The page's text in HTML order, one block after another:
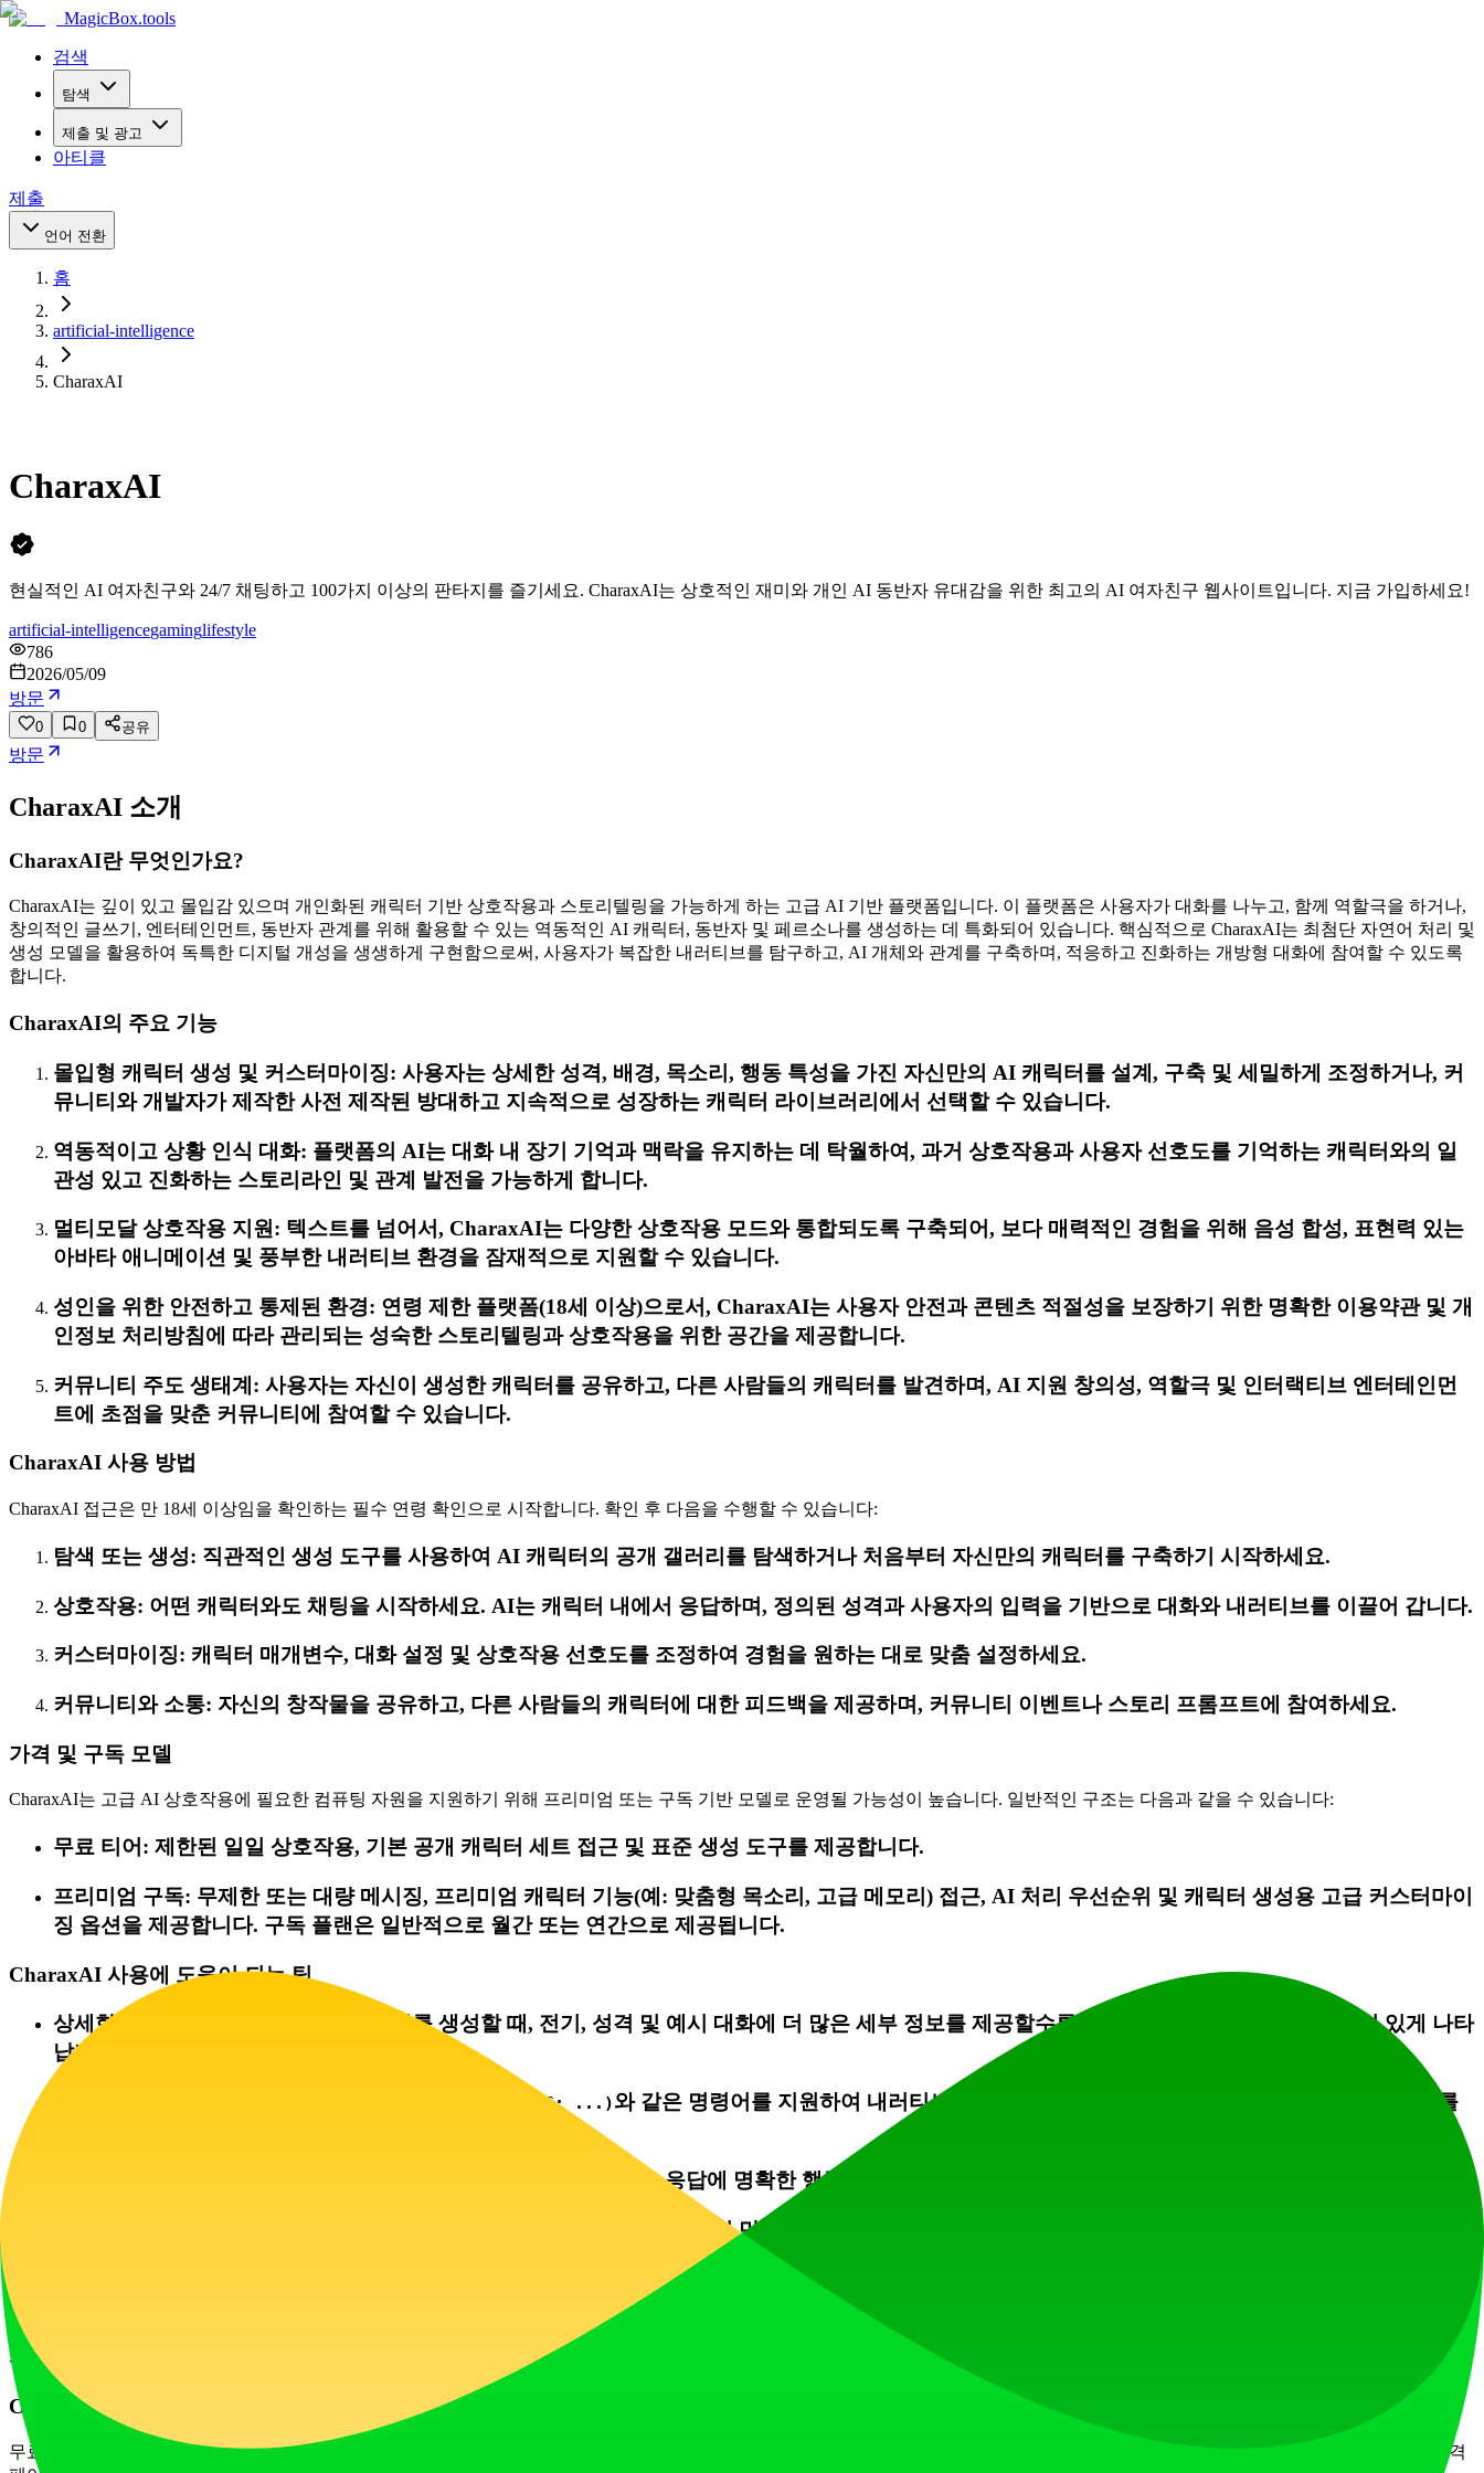
MagicBox.tools
검색
탐색
제출 및 광고
아티클
제출
언어 전환
홈
artificial-intelligence
CharaxAI
CharaxAI
현실적인 AI 여자친구와 24/7 채팅하고 100가지 이상의 판타지를 즐기세요. CharaxAI는 상호적인 재미와 개인 AI 동반자 유대감을 위한 최고의 AI 여자친구 웹사이트입니다. 지금 가입하세요!
artificial-intelligencegaminglifestyle
786
2026/05/09
방문
0 0 공유
방문
CharaxAI 소개
CharaxAI란 무엇인가요?
CharaxAI는 깊이 있고 몰입감 있으며 개인화된 캐릭터 기반 상호작용과 스토리텔링을 가능하게 하는 고급 AI 기반 플랫폼입니다. 이 플랫폼은 사용자가 대화를 나누고, 함께 역할극을 하거나,
창의적인 글쓰기, 엔터테인먼트, 동반자 관계를 위해 활용할 수 있는 역동적인 AI 캐릭터, 동반자 및 페르소나를 생성하는 데 특화되어 있습니다. 핵심적으로 CharaxAI는 최첨단 자연어 처리 및
생성 모델을 활용하여 독특한 디지털 개성을 생생하게 구현함으로써, 사용자가 복잡한 내러티브를 탐구하고, AI 개체와 관계를 구축하며, 적응하고 진화하는 개방형 대화에 참여할 수 있도록
합니다.
CharaxAI의 주요 기능
몰입형 캐릭터 생성 및 커스터마이징: 사용자는 상세한 성격, 배경, 목소리, 행동 특성을 가진 자신만의 AI 캐릭터를 설계, 구축 및 세밀하게 조정하거나, 커
뮤니티와 개발자가 제작한 사전 제작된 방대하고 지속적으로 성장하는 캐릭터 라이브러리에서 선택할 수 있습니다.
역동적이고 상황 인식 대화: 플랫폼의 AI는 대화 내 장기 기억과 맥락을 유지하는 데 탁월하여, 과거 상호작용과 사용자 선호도를 기억하는 캐릭터와의 일
관성 있고 진화하는 스토리라인 및 관계 발전을 가능하게 합니다.
멀티모달 상호작용 지원: 텍스트를 넘어서, CharaxAI는 다양한 상호작용 모드와 통합되도록 구축되어, 보다 매력적인 경험을 위해 음성 합성, 표현력 있는
아바타 애니메이션 및 풍부한 내러티브 환경을 잠재적으로 지원할 수 있습니다.
성인을 위한 안전하고 통제된 환경: 연령 제한 플랫폼(18세 이상)으로서, CharaxAI는 사용자 안전과 콘텐츠 적절성을 보장하기 위한 명확한 이용약관 및 개
인정보 처리방침에 따라 관리되는 성숙한 스토리텔링과 상호작용을 위한 공간을 제공합니다.
커뮤니티 주도 생태계: 사용자는 자신이 생성한 캐릭터를 공유하고, 다른 사람들의 캐릭터를 발견하며, AI 지원 창의성, 역할극 및 인터랙티브 엔터테인먼
트에 초점을 맞춘 커뮤니티에 참여할 수 있습니다.
CharaxAI 사용 방법
CharaxAI 접근은 만 18세 이상임을 확인하는 필수 연령 확인으로 시작합니다. 확인 후 다음을 수행할 수 있습니다:
탐색 또는 생성: 직관적인 생성 도구를 사용하여 AI 캐릭터의 공개 갤러리를 탐색하거나 처음부터 자신만의 캐릭터를 구축하기 시작하세요.
상호작용: 어떤 캐릭터와도 채팅을 시작하세요. AI는 캐릭터 내에서 응답하며, 정의된 성격과 사용자의 입력을 기반으로 대화와 내러티브를 이끌어 갑니다.
커스터마이징: 캐릭터 매개변수, 대화 설정 및 상호작용 선호도를 조정하여 경험을 원하는 대로 맞춤 설정하세요.
커뮤니티와 소통: 자신의 창작물을 공유하고, 다른 사람들의 캐릭터에 대한 피드백을 제공하며, 커뮤니티 이벤트나 스토리 프롬프트에 참여하세요.
가격 및 구독 모델
CharaxAI는 고급 AI 상호작용에 필요한 컴퓨팅 자원을 지원하기 위해 프리미엄 또는 구독 기반 모델로 운영될 가능성이 높습니다. 일반적인 구조는 다음과 같을 수 있습니다:
무료 티어: 제한된 일일 상호작용, 기본 공개 캐릭터 세트 접근 및 표준 생성 도구를 제공합니다.
프리미엄 구독: 무제한 또는 대량 메시징, 프리미엄 캐릭터 기능(예: 맞춤형 목소리, 고급 메모리) 접근, AI 처리 우선순위 및 캐릭터 생성용 고급 커스터마이
징 옵션을 제공합니다. 구독 플랜은 일반적으로 월간 또는 연간으로 제공됩니다.
CharaxAI 사용에 도움이 되는 팁
상세한 프롬프트로 시작하세요: 캐릭터를 생성할 때, 전기, 성격 및 예시 대화에 더 많은 세부 정보를 제공할수록 AI의 성능이 더 일관되고 진정성 있게 나타
납니다.
(OOC: ...)와 같은 명령어를 지원하여 내러티브 흐름을 깨지 않고 AI 시스템에 지시를 내리거나 의도를
내러티브를 이끌어가세요: 여러분이 스토리의 공동 파일럿입니다. 응답에 명확한 행동, 감정 및 지시를 제공하여 대화를 원하는 방향으로 이끌어가세요.
커뮤니티를 탐색하세요: 고립된 상태로만 창작하지 마세요. 다른 사람들이 만든 캐릭터를 탐색하면 엄청난 영감을 얻을 수 있고 플랫폼의 능력을 보여줄 수
지침을 존중하세요: 자신과 커뮤니티를 위한 긍정적인 환경을 보장하기 위해 플랫폼의 이용약관을 준수하세요.
자주 묻는 질문 (FAQs)
CharaxAI는 완전히 무료로 사용할 수 있나요?
무료 접근 티어가 있을 가능성이 있지만, 특히 광범위한 채팅과 고급 캐릭터 생성과 같은 모든 기능의 완전한, 제한 없는 사용은 유료 구독이 필요할 것입니다. 최신 세부 정보는 플랫폼의 가격